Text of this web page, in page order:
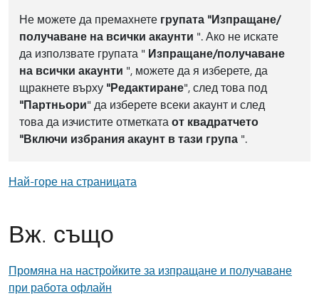
Не можете да премахнете групата "Изпращане/
получаване на всички акаунти ". Ако не искате
да използвате групата " Изпращане/получаване
на всички акаунти ", можете да я изберете, да
щракнете върху "Редактиране", след това под
"Партньори" да изберете всеки акаунт и след
това да изчистите отметката от квадратчето
"Включи избрания акаунт в тази група".
Най-горе на страницата
Вж. също
Промяна на настройките за изпращане и получаване
при работа офлайн